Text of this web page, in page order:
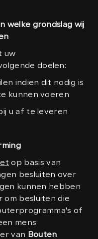
welke grondslag wij
uw
doelen:
indien dit nodig is
kunnen voeren
u af te leveren
op basis van
besluiten over
kunnen hebben
om besluiten die
of
mens
van Bouten